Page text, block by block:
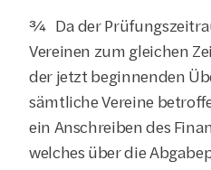
¾  Da der
Vereinen zum gleichen
der jetzt beginnenden
sämtliche Vereine
ein Anschreiben des
welches über die